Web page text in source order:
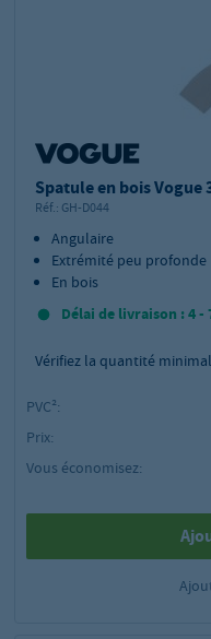
Spatule en bois Vogue
Réf.: GH-D044
Angulaire
Extrémité peu profonde
En bois
Délai de livraison : 4
Vérifiez la quantité
PVC²:
Prix:
Vous économisez: